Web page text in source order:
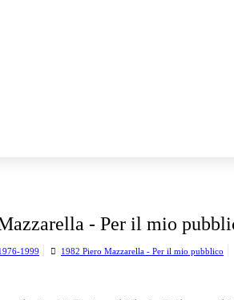
- Per il mio
1999 1982 Piero Mazzarella - Per il mio pubblico